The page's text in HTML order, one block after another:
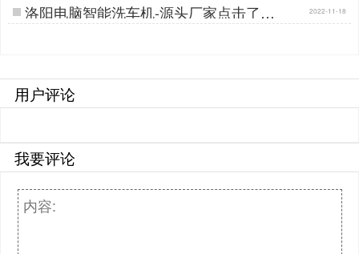
洛阳电脑智能洗车机-源头厂家点击了解
[隆茂鑫晟]…
2022-11-18
用户评论
我要评论